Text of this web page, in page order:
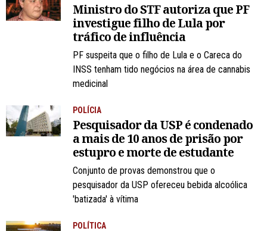
Ministro do STF autoriza que PF
investigue filho de Lula por
tráfico de influência
PF suspeita que o filho de Lula e o Careca do
INSS tenham tido negócios na área de cannabis
medicinal
POLÍCIA
Pesquisador da USP é condenado
a mais de 10 anos de prisão por
estupro e morte de estudante
Conjunto de provas demonstrou que o
pesquisador da USP ofereceu bebida alcoólica
'batizada' à vítima
POLÍTICA